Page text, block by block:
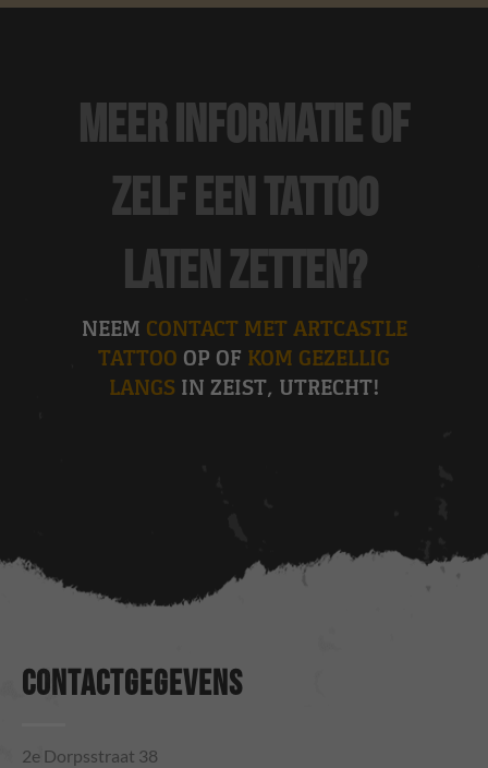
Meer informatie of
zelf een tattoo
laten zetten?
NEEM CONTACT MET ARTCASTLE
TATTOO OP OF KOM GEZELLIG
LANGS IN ZEIST, UTRECHT!
CONTACTGEGEVENS
2e Dorpsstraat 38